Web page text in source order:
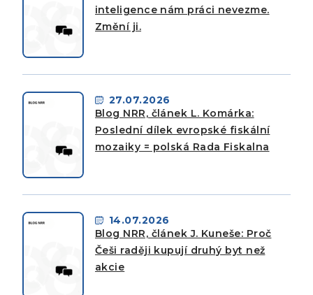
inteligence nám práci nevezme.
Změní ji.
27.07.2026
Blog NRR, článek L. Komárka:
Poslední dílek evropské fiskální
mozaiky = polská Rada Fiskalna
14.07.2026
Blog NRR, článek J. Kuneše: Proč
Češi raději kupují druhý byt než
akcie